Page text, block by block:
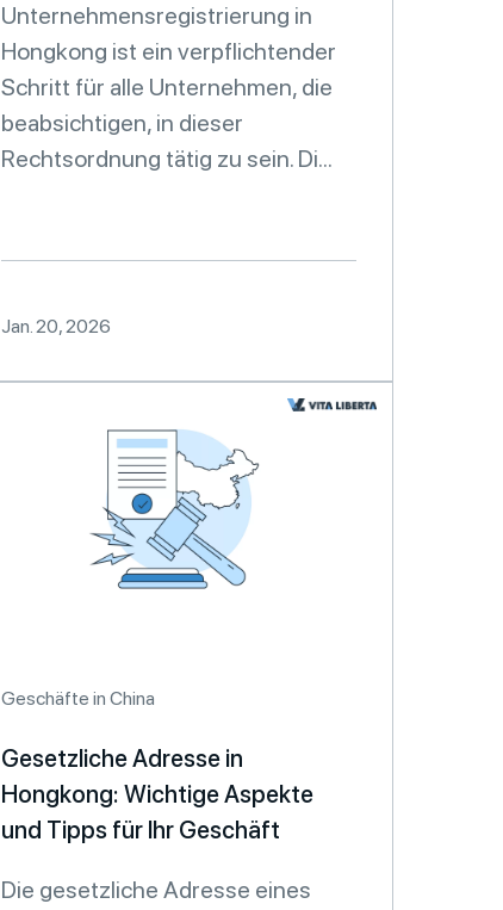
Unternehmensregistrierung in
Hongkong ist ein verpflichtender
Schritt für alle Unternehmen, die
beabsichtigen, in dieser
Rechtsordnung tätig zu sein. Di...
Jan. 20, 2026
Geschäfte in China
Gesetzliche Adresse in
Hongkong: Wichtige Aspekte
und Tipps für Ihr Geschäft
Die gesetzliche Adresse eines